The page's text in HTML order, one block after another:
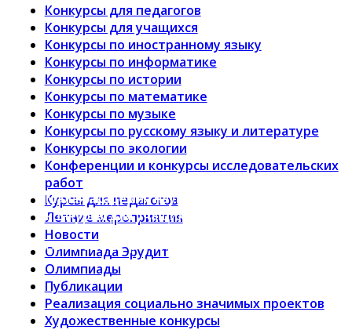
Малая академия наук “Интеллект будущего” —
конкурсы для учащихся и педагогов
Вологодское региональное отделение
Конкурсы для педагогов
Конкурсы для учащихся
Конкурсы по иностранному языку
Конкурсы по информатике
Конкурсы по истории
Конкурсы по математике
Конкурсы по музыке
Конкурсы по русскому языку и литературе
Конкурсы по экологии
Конференции и конкурсы исследовательских
работ
Курсы для педагогов
Летние мероприятия
Новости
Олимпиада Эрудит
Олимпиады
Публикации
Реализация социально значимых проектов
Художественные конкурсы